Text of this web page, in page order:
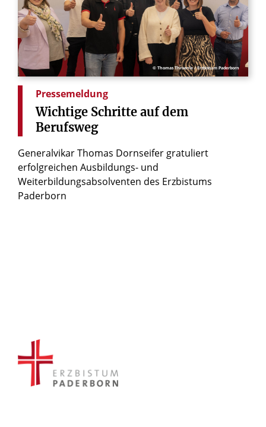
© Thomas Throenle / Erzbistum Paderborn
Pressemeldung
Wichtige Schritte auf dem
Berufsweg
Generalvikar Thomas Dornseifer gratuliert
erfolgreichen Ausbildungs- und
Weiterbildungsabsolventen des Erzbistums
Paderborn